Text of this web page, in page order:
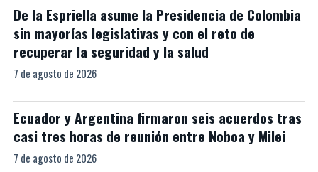
De la Espriella asume la Presidencia de Colombia
sin mayorías legislativas y con el reto de
recuperar la seguridad y la salud
7 de agosto de 2026
Ecuador y Argentina firmaron seis acuerdos tras
casi tres horas de reunión entre Noboa y Milei
7 de agosto de 2026